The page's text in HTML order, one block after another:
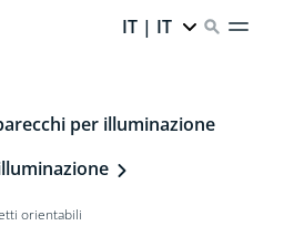
IT | IT
per illuminazione
orientabili